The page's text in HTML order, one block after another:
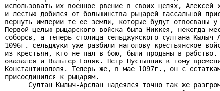
использовать их военное рвение в своих целях, Алексей
и лестью добился от большинства рыцарей вассальной
вернуть империи те ее земли, которые будут отвоеваны
Первой целью рыцарского войска была Никкея, некогда
соборов, а теперь столица сельджукского султана
1096г. сельджуки уже разбили наголову крестьянское
из крестьян, кто не пал в бою, были проданы в рабство.
оказался и Вальтер Голяк. Петр Пустынник к тому
Константинополя. Теперь же, в мае 1097г., он с
присоединился к рыцарям.
Султан Кылыч-Арслан надеялся точно так же